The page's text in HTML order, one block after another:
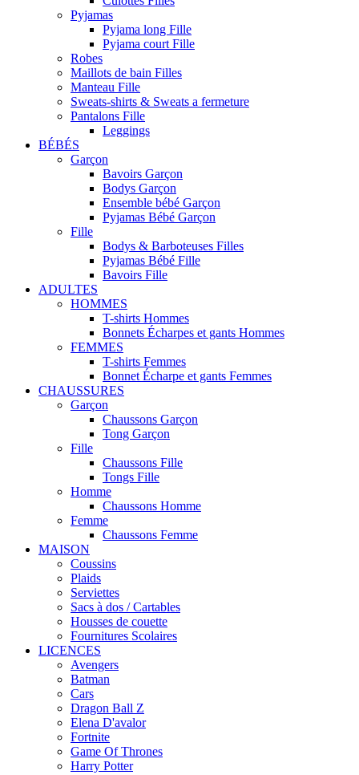
Pyjamas
Pyjama long Fille
Pyjama court Fille
Robes
Maillots de bain Filles
Manteau Fille
Sweats-shirts & Sweats a fermeture
Pantalons Fille
Leggings
BÉBÉS
Garçon
Bavoirs Garçon
Bodys Garçon
Ensemble bébé Garçon
Pyjamas Bébé Garçon
Fille
Bodys & Barboteuses Filles
Pyjamas Bébé Fille
Bavoirs Fille
ADULTES
HOMMES
T-shirts Hommes
Bonnets Écharpes et gants Hommes
FEMMES
T-shirts Femmes
Bonnet Écharpe et gants Femmes
CHAUSSURES
Garçon
Chaussons Garçon
Tong Garçon
Fille
Chaussons Fille
Tongs Fille
Homme
Chaussons Homme
Femme
Chaussons Femme
MAISON
Coussins
Plaids
Serviettes
Sacs à dos / Cartables
Housses de couette
Fournitures Scolaires
LICENCES
Avengers
Batman
Cars
Dragon Ball Z
Elena D'avalor
Fortnite
Game Of Thrones
Harry Potter